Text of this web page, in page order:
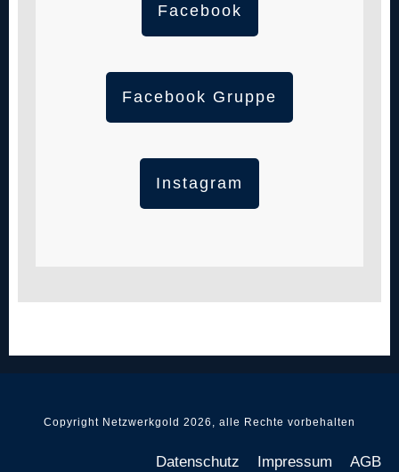
Facebook
Facebook Gruppe
Instagram
Datenschutz Impressum AGB
Copyright Netzwerkgold 2026 , alle Rechte vorbehalten